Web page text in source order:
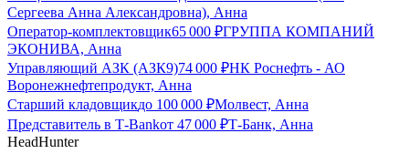
Сергеева Анна Александровна), Анна
Оператор-комплектовщик65 000 ₽ГРУППА КОМПАНИЙ
ЭКОНИВА, Анна
Управляющий АЗК (АЗК9)74 000 ₽НК Роснефть - АО
Воронежнефтепродукт, Анна
Старший кладовщикдо 100 000 ₽Молвест, Анна
Представитель в Т-Bankот 47 000 ₽Т-Банк, Анна
HeadHunter